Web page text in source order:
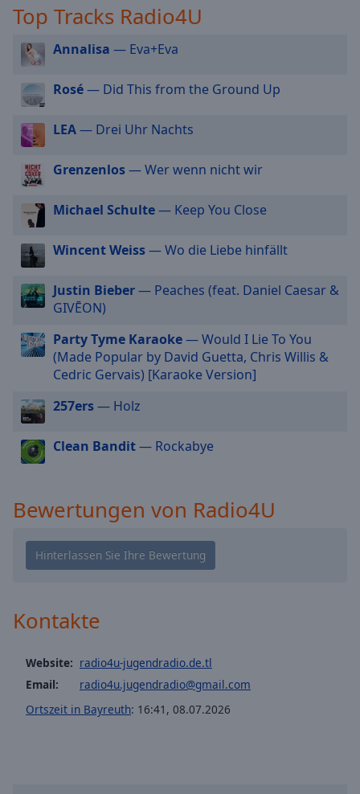
subtitles
settings
dialog
subtitles
off
selected
Audio
Track
Picture-
in-
Picture
Fullscreen
modal
window.
Beginning
window.
Escape
cancel
and
the
window.
Color
Opacity
Background
Color
Top Tracks Radio4U
Annalisa — Eva+Eva
Rosé— Did This from the Ground Up
LEA— Drei Uhr Nachts
Grenzenlos— Wer wenn nicht wir
Michael Schulte— Keep You Close
Wincent Weiss— Wo die Liebe hinfällt
Justin Bieber— Peaches (feat. Daniel Caesar &
GIVĒON)
Party Tyme Karaoke— Would I Lie To You
(Made Popular by David Guetta, Chris Willis &
Cedric Gervais) [Karaoke Version]
257ers— Holz
Clean Bandit— Rockabye
Bewertungen von Radio4U
Kontakte
Website: radio4u-jugendradio.de.tl
Email:
radio4u.jugendradio@gmail.com
Ortszeit in Bayreuth: 16:41 , 08.07.2026